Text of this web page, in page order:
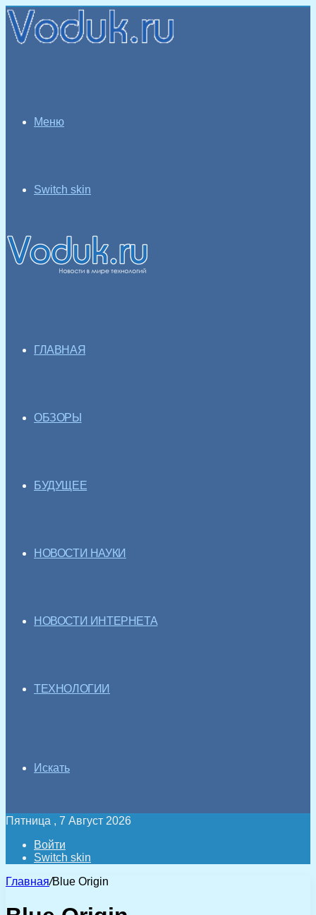
Меню
Switch skin
ГЛАВНАЯ
ОБЗОРЫ
БУДУЩЕЕ
НОВОСТИ НАУКИ
НОВОСТИ ИНТЕРНЕТА
ТЕХНОЛОГИИ
Искать
Пятница , 7 Август 2026
Войти
Switch skin
Главная/Blue Origin